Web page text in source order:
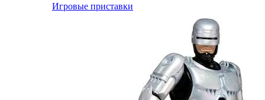
Игровые приставки